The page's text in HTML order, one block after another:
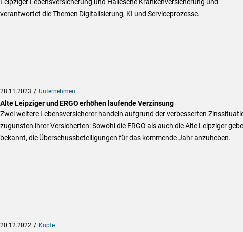
Leipziger Lebensversicherung und Hallesche Krankenversicherung und
verantwortet die Themen Digitalisierung, KI und Serviceprozesse.
28.11.2023 Unternehmen
Alte Leipziger und ERGO erhöhen laufende Verzinsung
Zwei weitere Lebensversicherer handeln aufgrund der verbesserten
zugunsten ihrer Versicherten: Sowohl die ERGO als auch die Alte Leipziger
bekannt, die Überschussbeteiligungen für das kommende Jahr anzuheben.
20.12.2022 Köpfe